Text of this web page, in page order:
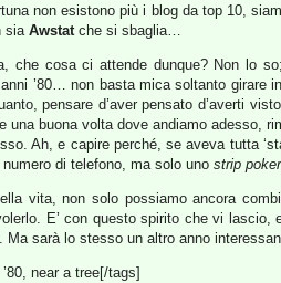
non esistono più i blog da top 10,
sia Awstatche si sbaglia…
che cosa ci attende dunque? Non lo
’80… non basta mica soltanto girare
pensare d’aver pensato d’averti
una buona volta dove andiamo adesso,
Ah, e capire perché, se aveva tutta
di telefono, ma solo uno strip poker
vita, non solo possiamo ancora
E’ con questo spirito che vi
Ma sarà lo stesso un altro anno
near a tree[/tags]